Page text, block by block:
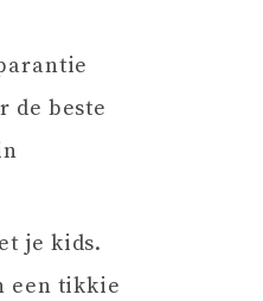
de beste
je kids.
een tikkie